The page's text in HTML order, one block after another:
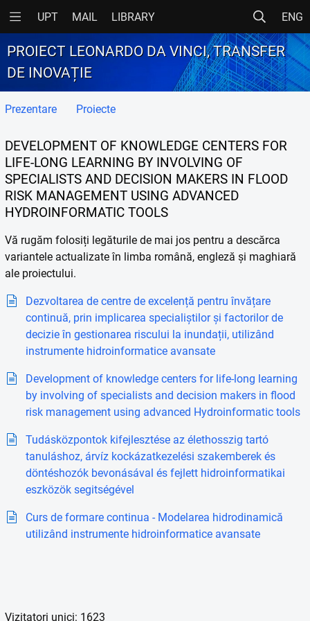
UPT MAIL LIBRARY ENG
PROIECT LEONARDO DA VINCI, TRANSFER
DE INOVAȚIE
Prezentare Proiecte
DEVELOPMENT OF KNOWLEDGE CENTERS FOR
LIFE-LONG LEARNING BY INVOLVING OF
SPECIALISTS AND DECISION MAKERS IN FLOOD
RISK MANAGEMENT USING ADVANCED
HYDROINFORMATIC TOOLS
Vă rugăm folosiți legăturile de mai jos pentru a descărca
variantele actualizate în limba română, engleză și maghiară
ale proiectului.
Dezvoltarea de centre de excelență pentru învățare
continuă, prin implicarea specialiștilor și factorilor de
decizie în gestionarea riscului la inundații, utilizând
instrumente hidroinformatice avansate
Development of knowledge centers for life-long learning
by involving of specialists and decision makers in flood
risk management using advanced Hydroinformatic tools
Tudásközpontok kifejlesztése az élethosszig tartó
tanuláshoz, árvíz kockázatkezelési szakemberek és
döntéshozók bevonásával és fejlett hidroinformatikai
eszközök segitségével
Curs de formare continua - Modelarea hidrodinamică
utilizând instrumente hidroinformatice avansate
Vizitatori unici: 1623